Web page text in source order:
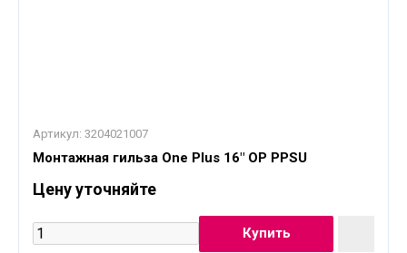
Артикул: 3204021007
Монтажная гильза One Plus 16" OP PPSU
Цену уточняйте